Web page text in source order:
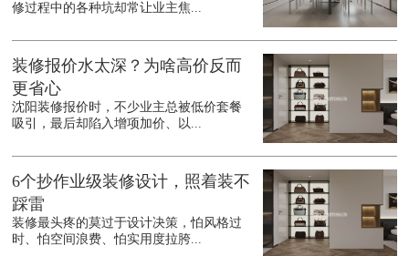
修过程中的各种坑却常让业主焦...
装修报价水太深？为啥高价反而
更省心
沈阳装修报价时，不少业主总被低价套餐
吸引，最后却陷入增项加价、以...
6个抄作业级装修设计，照着装不
踩雷
装修最头疼的莫过于设计决策，怕风格过
时、怕空间浪费、怕实用度拉胯...